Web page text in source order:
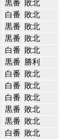
黒番 敗北
白番 敗北
黒番 敗北
黒番 敗北
白番 敗北
黒番 勝利
白番 敗北
白番 敗北
白番 敗北
黒番 敗北
黒番 敗北
白番 敗北